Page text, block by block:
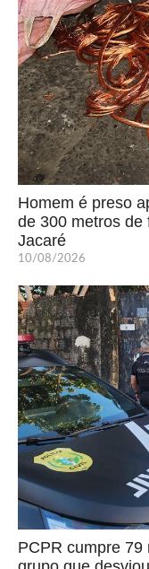
Homem é preso
de 300 metros de
Jacaré
10/08/2026
PCPR cumpre 79